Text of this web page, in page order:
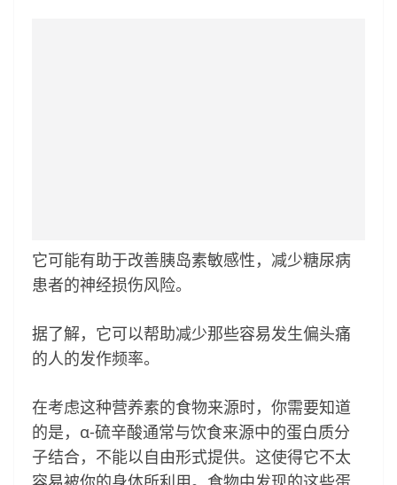
它可能有助于改善胰岛素敏感性，减少糖尿病
患者的神经损伤风险。
据了解，它可以帮助减少那些容易发生偏头痛
的人的发作频率。
在考虑这种营养素的食物来源时，你需要知道
的是，α-硫辛酸通常与饮食来源中的蛋白质分
子结合，不能以自由形式提供。这使得它不太